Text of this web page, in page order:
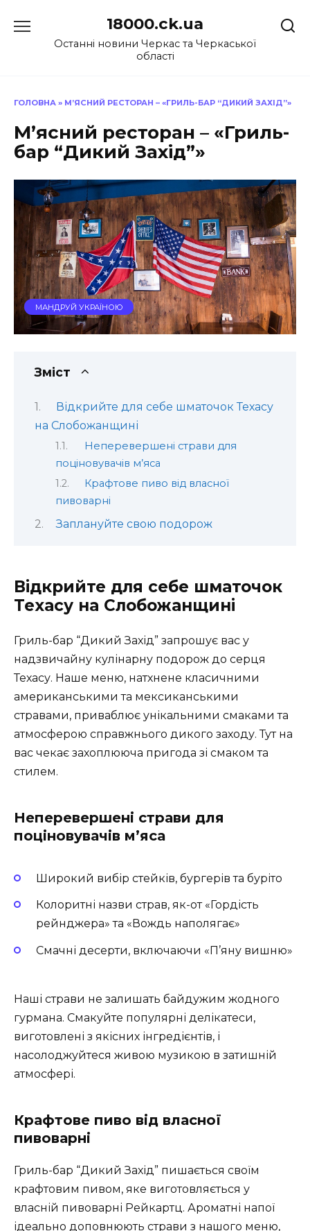
до
18000.ck.ua
Останні новини Черкас та Черкаської
області
ГОЛОВНА » М’ЯСНИЙ РЕСТОРАН – «ГРИЛЬ-БАР “ДИКИЙ ЗАХІД”»
М’ясний ресторан – «Гриль-
бар “Дикий Захід”»
МАНДРУЙ УКРАЇНОЮ
Зміст
Відкрийте для себе шматочок Техасу
на Слобожанщині
Неперевершені страви для
поціновувачів м’яса
Крафтове пиво від власної
пивоварні
Заплануйте свою подорож
Відкрийте для себе шматочок
Техасу на Слобожанщині
Гриль-бар “Дикий Захід” запрошує вас у
надзвичайну кулінарну подорож до серця
Техасу. Наше меню, натхнене класичними
американськими та мексиканськими
стравами, приваблює унікальними смаками та
атмосферою справжнього дикого заходу. Тут на
вас чекає захоплююча пригода зі смаком та
стилем.
Неперевершені страви для
поціновувачів м’яса
Широкий вибір стейків, бургерів та буріто
Колоритні назви страв, як-от «Гордість
рейнджера» та «Вождь наполягає»
Смачні десерти, включаючи «П’яну вишню»
Наші страви не залишать байдужим жодного
гурмана. Смакуйте популярні делікатеси,
виготовлені з якісних інгредієнтів, і
насолоджуйтеся живою музикою в затишній
атмосфері.
Крафтове пиво від власної
пивоварні
Гриль-бар “Дикий Захід” пишається своїм
крафтовим пивом, яке виготовляється у
власній пивоварні Рейкартц. Ароматні напої
ідеально доповнюють страви з нашого меню,